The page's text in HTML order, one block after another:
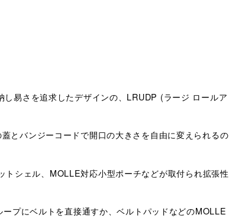
易さを追求したデザインの、LRUDP (ラージ ロールア
とバンジーコードで開口の大きさを自由に変えられるの
シェル、MOLLE対応小型ポーチなどが取付られ拡張性
プにベルトを直接通すか、ベルトパッドなどのMOLLE